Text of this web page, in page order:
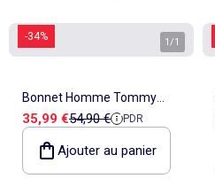
-34% 1 /1
Bonnet Homme Tommy
Hilfiger
Prix de vente
35,99 €Prix de référence
54,90 € PDR
Ajouter au panier